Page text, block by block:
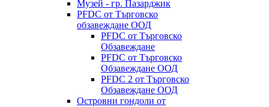
Музей - гр. Пазарджик
PFDC от Търговско
обзавеждане ООД
PFDC от Търговско
Обзавеждане
PFDC от Търговско
Обзавеждане ООД
PFDC 2 от Търговско
Обзавеждане ООД
Островни гондоли от